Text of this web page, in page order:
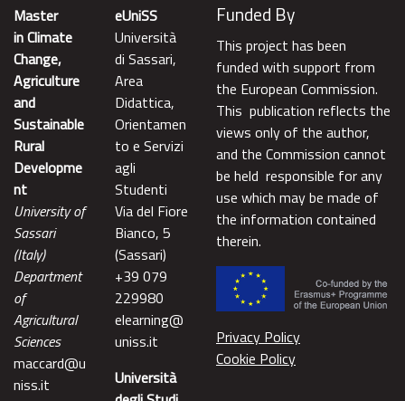
Master
in Climate
Change,
Agriculture
and
Sustainable
Rural
Developme
nt
University of
Sassari
(Italy)
Department
of
Agricultural
Sciences
maccard@u
niss.it
eUniSS
Università
di Sassari,
Area
Didattica,
Orientamen
to e Servizi
agli
Studenti
Via del Fiore
Bianco, 5
(Sassari)
+39 079
229980
elearning@
uniss.it
Università
Funded By
This project has been
funded with support from
the European Commission.
This publication reflects the
views only of the author,
and the Commission cannot
be held responsible for any
use which may be made of
the information contained
therein.
Privacy Policy
Cookie Policy